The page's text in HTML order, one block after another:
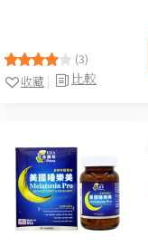
(3)
比較
收藏